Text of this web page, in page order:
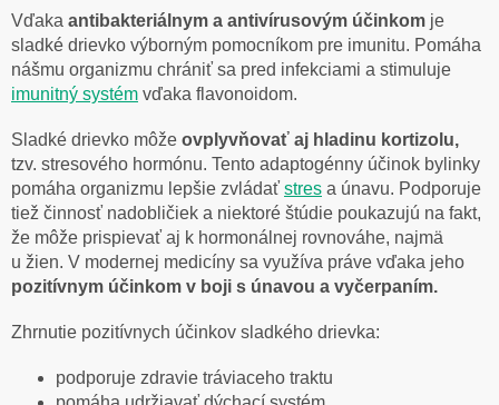
Vďaka antibakteriálnym a antivírusovým účinkom je
sladké drievko výborným pomocníkom pre imunitu. Pomáha
nášmu organizmu chrániť sa pred infekciami a stimuluje
imunitný systém vďaka flavonoidom.
Sladké drievko môže ovplyvňovať aj hladinu kortizolu,
tzv. stresového hormónu. Tento adaptogénny účinok bylinky
pomáha organizmu lepšie zvládať stres a únavu. Podporuje
tiež činnosť nadobličiek a niektoré štúdie poukazujú na fakt,
že môže prispievať aj k hormonálnej rovnováhe, najmä
u žien. V modernej medicíny sa využíva práve vďaka jeho
pozitívnym účinkom v boji s únavou a vyčerpaním.
Zhrnutie pozitívnych účinkov sladkého drievka:
podporuje zdravie tráviaceho traktu